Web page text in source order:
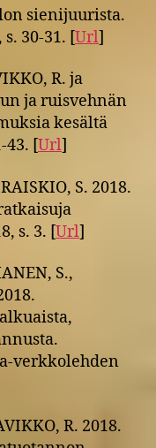
sienijuurista.
30-31. [Url]
R. ja
ja ruisvehnän
kesältä
43. [Url]
S. 2018.
s. 3. [Url]
S.,
verkkolehden
R. 2018.